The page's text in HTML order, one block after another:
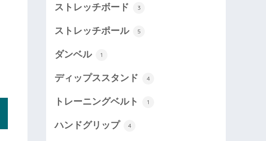
ストレッチボード 3
ストレッチポール 5
ダンベル 1
ディップススタンド 4
トレーニングベルト 1
ハンドグリップ 4